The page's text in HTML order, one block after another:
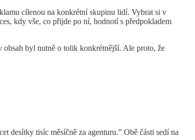
cílenou na konkrétní skupinu lidí. Vybrat si v
kdy vše, co přijde po ní, hodnotí s předpokladem
byl nutně o tolik konkrétnější. Ale proto, že
desítky tisíc měsíčně za agenturu.” Obě části sedí na